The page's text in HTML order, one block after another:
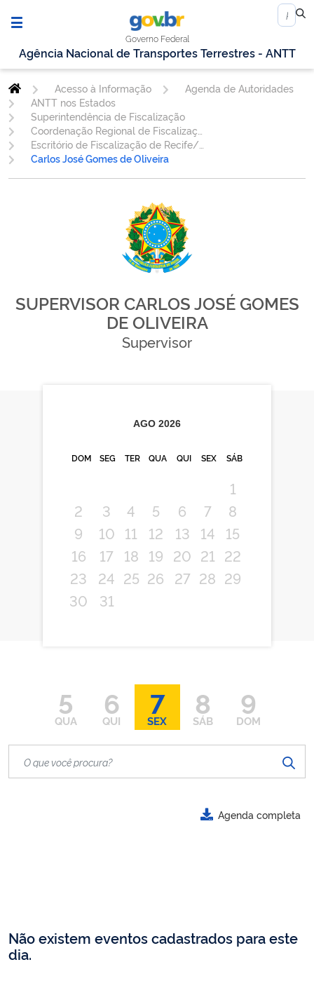
Governo Federal
Agência Nacional de Transportes Terrestres - ANTT
Acesso à Informação
Agenda de Autoridades
ANTT nos Estados
Superintendência de Fiscalização
Carlos José Gomes de Oliveira
SUPERVISOR CARLOS JOSÉ GOMES
DE OLIVEIRA
Supervisor
AGO 2026
DOM SEG TER QUA QUI SEX SÁB
1
2
3 4 5 6 7
8
9
10 11 12 13 14
15
16
17 18 19 20 21
22
23
24 25 26 27 28 29
30
31
5
QUA
6
QUI
7
SEX
8
SÁB
9
DOM
Agenda completa
Não existem eventos cadastrados para este
dia.